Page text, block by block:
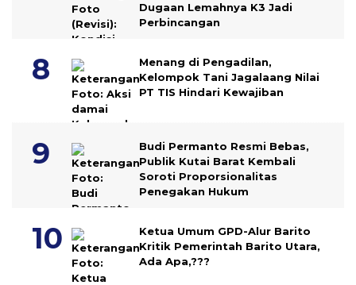
Dugaan Lemahnya K3 Jadi
Perbincangan
Menang di Pengadilan,
Kelompok Tani Jagalaang Nilai
PT TIS Hindari Kewajiban
Budi Permanto Resmi Bebas,
Publik Kutai Barat Kembali
Soroti Proporsionalitas
Penegakan Hukum
Ketua Umum GPD-Alur Barito
Kritik Pemerintah Barito Utara,
Ada Apa,???